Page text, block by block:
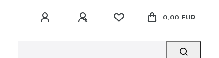
0,00 EUR